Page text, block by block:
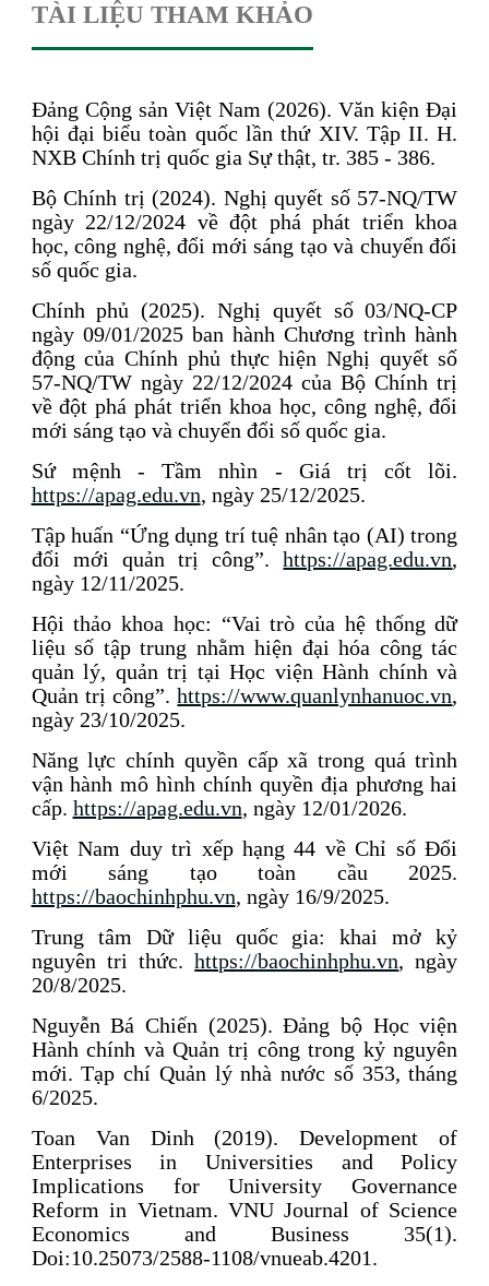
TÀI LIỆU THAM KHẢO
Đảng Cộng sản Việt Nam (2026). Văn kiện Đại
hội đại biểu toàn quốc lần thứ XIV. Tập II. H.
NXB Chính trị quốc gia Sự thật, tr. 385 - 386.
Bộ Chính trị (2024). Nghị quyết số 57-NQ/TW
ngày 22/12/2024 về đột phá phát triển khoa
học, công nghệ, đổi mới sáng tạo và chuyển đổi
số quốc gia.
Chính phủ (2025). Nghị quyết số 03/NQ-CP
ngày 09/01/2025 ban hành Chương trình hành
động của Chính phủ thực hiện Nghị quyết số
57-NQ/TW ngày 22/12/2024 của Bộ Chính trị
về đột phá phát triển khoa học, công nghệ, đổi
mới sáng tạo và chuyển đổi số quốc gia.
Sứ mệnh - Tầm nhìn - Giá trị cốt lõi.
https://apag.edu.vn, ngày 25/12/2025.
Tập huấn “Ứng dụng trí tuệ nhân tạo (AI) trong
đổi mới quản trị công”.https://apag.edu.vn,
ngày 12/11/2025.
Hội thảo khoa học: “Vai trò của hệ thống dữ
liệu số tập trung nhằm hiện đại hóa công tác
quản lý, quản trị tại Học viện Hành chính và
Quản trị công”.https://www.quanlynhanuoc.vn,
ngày 23/10/2025.
Năng lực chính quyền cấp xã trong quá trình
vận hành mô hình chính quyền địa phương hai
cấp. https://apag.edu.vn, ngày 12/01/2026.
Việt Nam duy trì xếp hạng 44 về Chỉ số Đổi
mới sáng tạo toàn cầu 2025.
https://baochinhphu.vn, ngày 16/9/2025.
Trung tâm Dữ liệu quốc gia: khai mở kỷ
nguyên tri thức.https://baochinhphu.vn, ngày
20/8/2025.
Nguyễn Bá Chiến (2025). Đảng bộ Học viện
Hành chính và Quản trị công trong kỷ nguyên
mới. Tạp chí Quản lý nhà nước số 353, tháng
6/2025.
Toan Van Dinh (2019). Development of
Enterprises in Universities and Policy
Implications for University Governance
Reform in Vietnam. VNU Journal of Science
Economics and Business 35(1).
Doi:10.25073/2588-1108/vnueab.4201.